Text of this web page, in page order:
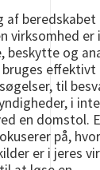
af beredskabet
virksomhed
beskytte og
bruges effektivt
til
i
en domstol.
på,
er i jeres